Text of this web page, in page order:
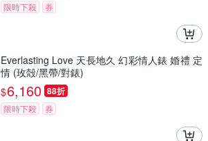
限時下殺 券
Everlasting Love 天長地久 幻彩情人錶 婚禮 定
情 (玫殻/黑帶/對錶)
$6,160 88折
限時下殺 券